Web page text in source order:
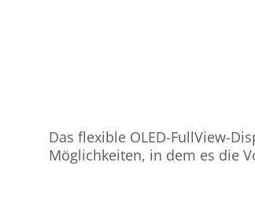
Das flexible OLED-FullView-
Möglichkeiten, in dem es die